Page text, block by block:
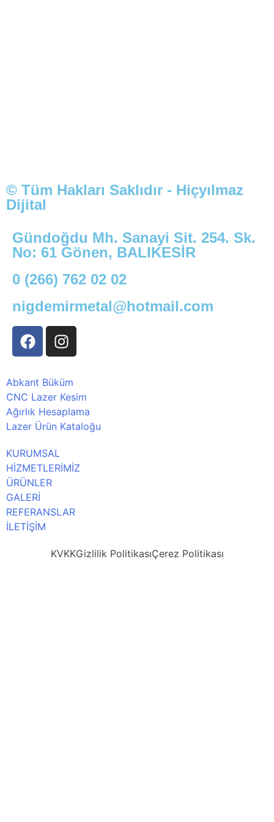
© Tüm Hakları Saklıdır - Hiçyılmaz
Dijital
Gündoğdu Mh. Sanayi Sit. 254. Sk.
No: 61 Gönen, BALIKESİR
0 (266) 762 02 02
nigdemirmetal@hotmail.com
Abkant Büküm
CNC Lazer Kesim
Ağırlık Hesaplama
Lazer Ürün Kataloğu
KURUMSAL
HİZMETLERİMİZ
ÜRÜNLER
GALERİ
REFERANSLAR
İLETİŞİM
KVKKGizlilik PolitikasıÇerez Politikası